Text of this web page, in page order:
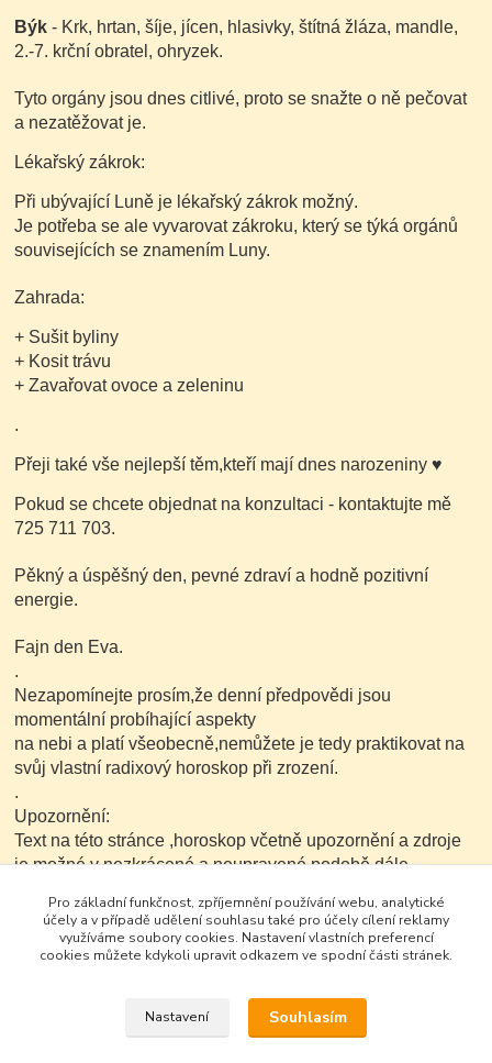
Býk - Krk, hrtan, šíje, jícen, hlasivky, štítná žláza, mandle,
2.-7. krční obratel, ohryzek.
Tyto orgány jsou dnes citlivé, proto se snažte o ně pečovat
a nezatěžovat je.
Lékařský zákrok:
Při ubývající Luně je lékařský zákrok možný.
Je potřeba se ale vyvarovat zákroku, který se týká orgánů
souvisejících se znamením Luny.
Zahrada:
+ Sušit byliny
+ Kosit trávu
+ Zavařovat ovoce a zeleninu
.
Přeji také vše nejlepší těm,kteří mají dnes narozeniny♥
Pokud se chcete objednat na konzultaci - kontaktujte mě
725 711 703.
Pěkný a úspěšný den, pevné zdraví a hodně pozitivní
energie.
Fajn den Eva.
.
Nezapomínejte prosím,že denní předpovědi jsou
momentální probíhající aspekty
na nebi a platí všeobecně,nemůžete je tedy praktikovat na
svůj vlastní radixový horoskop při zrození.
.
Upozornění:
Text na této stránce ,horoskop včetně upozornění a zdroje
je možné v nezkrácené a neupravené podobě dále
způsobem.
Pro základní funkčnost, zpříjemnění používání webu, analytické
účely a v případě udělení souhlasu také pro účely cílení reklamy
využíváme soubory cookies. Nastavení vlastních preferencí
cookies můžete kdykoli upravit odkazem ve spodní části stránek.
Nastavení Souhlasím